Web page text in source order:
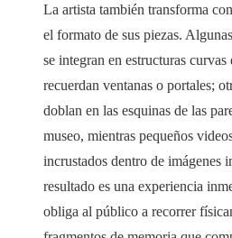
La artista también transforma
el formato de sus piezas.
se integran en estructuras curvas
recuerdan ventanas o portales;
doblan en las esquinas de las
museo, mientras pequeños
incrustados dentro de imágenes
resultado es una experiencia
obliga al público a recorrer